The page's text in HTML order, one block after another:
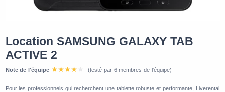
Location SAMSUNG GALAXY TAB
ACTIVE 2
Note de l'équipe (testé par 6 membres de l'équipe)
Pour les professionnels qui recherchent une tablette robuste et performante, Liverental